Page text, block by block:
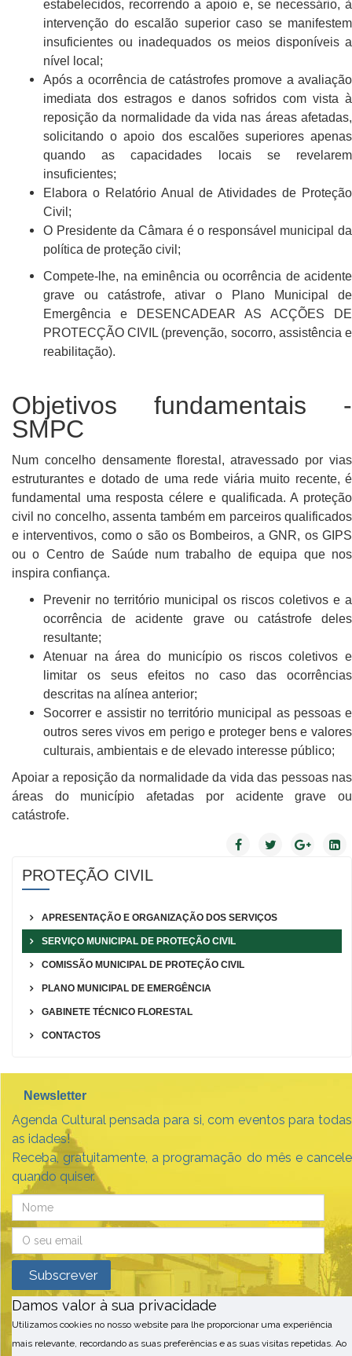
estabelecidos, recorrendo a apoio e, se necessário, à
intervenção do escalão superior caso se manifestem
insuficientes ou inadequados os meios disponíveis a
nível local;
Após a ocorrência de catástrofes promove a avaliação
imediata dos estragos e danos sofridos com vista à
reposição da normalidade da vida nas áreas afetadas,
solicitando o apoio dos escalões superiores apenas
quando as capacidades locais se revelarem
insuficientes;
Elabora o Relatório Anual de Atividades de Proteção
Civil;
O Presidente da Câmara é o responsável municipal da
política de proteção civil;
Compete-lhe, na eminência ou ocorrência de acidente
grave ou catástrofe, ativar o Plano Municipal de
Emergência e DESENCADEAR AS ACÇÕES DE
PROTECÇÃO CIVIL (prevenção, socorro, assistência e
reabilitação).
Objetivos fundamentais -
SMPC
Num concelho densamente florestal, atravessado por vias
estruturantes e dotado de uma rede viária muito recente, é
fundamental uma resposta célere e qualificada. A proteção
civil no concelho, assenta também em parceiros qualificados
e interventivos, como o são os Bombeiros, a GNR, os GIPS
ou o Centro de Saúde num trabalho de equipa que nos
inspira confiança.
Prevenir no território municipal os riscos coletivos e a
ocorrência de acidente grave ou catástrofe deles
resultante;
Atenuar na área do município os riscos coletivos e
limitar os seus efeitos no caso das ocorrências
descritas na alínea anterior;
Socorrer e assistir no território municipal as pessoas e
outros seres vivos em perigo e proteger bens e valores
culturais, ambientais e de elevado interesse público;
Apoiar a reposição da normalidade da vida das pessoas nas
áreas do município afetadas por acidente grave ou
catástrofe.
PROTEÇÃO CIVIL
APRESENTAÇÃO E ORGANIZAÇÃO DOS SERVIÇOS
SERVIÇO MUNICIPAL DE PROTEÇÃO CIVIL
COMISSÃO MUNICIPAL DE PROTEÇÃO CIVIL
PLANO MUNICIPAL DE EMERGÊNCIA
GABINETE TÉCNICO FLORESTAL
CONTACTOS
Newsletter
Agenda Cultural pensada para si, com eventos para todas
as idades!
Receba, gratuitamente, a programação do mês e cancele
quando quiser.
Damos valor à sua privacidade
Utilizamos cookies no nosso website para lhe proporcionar uma experiência
mais relevante, recordando as suas preferências e as suas visitas repetidas. Ao